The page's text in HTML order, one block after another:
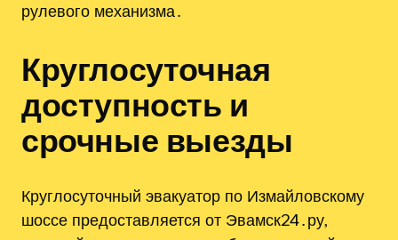
рулевого механизма․
Круглосуточная
доступность и
срочные выезды
Круглосуточный эвакуатор по Измайловскому
шоссе предоставляется от Эвамск24․ру,